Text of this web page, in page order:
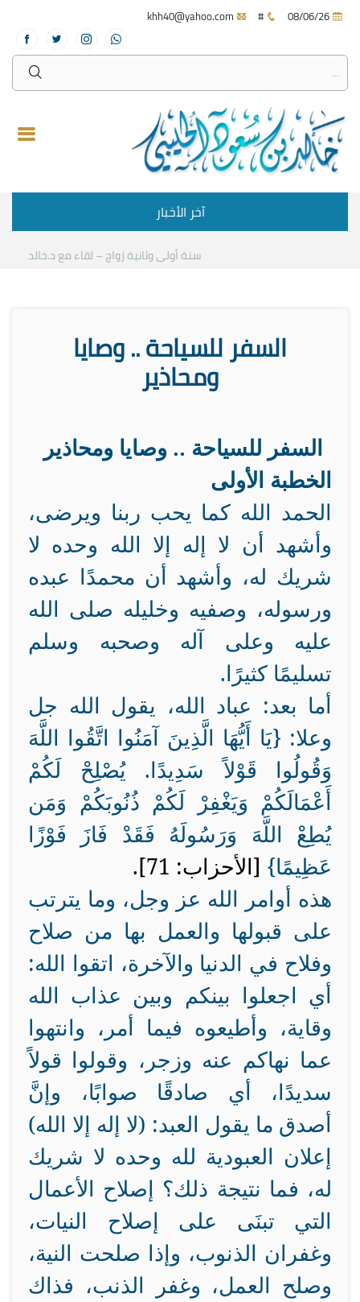
#
آخر الأخبار
سنة أولى وثانية زواج – لقاء مع د.خالد الحليبي
السفر للسياحة .. وصايا
ومحاذير
السفر للسياحة .. وصايا ومحاذير
الخطبة الأولى
الحمد الله كما يحب ربنا ويرضى،
وأشهد أن لا إله إلا الله وحده لا
شريك له، وأشهد أن محمدًا عبده
ورسوله، وصفيه وخليله صلى الله
عليه وعلى آله وصحبه وسلم
تسليمًا كثيرًا.
أما بعد: عباد الله، يقول الله جل
وعلا: {يَا أَيُّهَا الَّذِينَ آمَنُوا اتَّقُوا اللَّهَ
وَقُولُوا قَوْلاً سَدِيدًا. يُصْلِحْ لَكُمْ
أَعْمَالَكُمْ وَيَغْفِرْ لَكُمْ ذُنُوبَكُمْ وَمَن
يُطِعْ اللَّهَ وَرَسُولَهُ فَقَدْ فَازَ فَوْزًا
عَظِيمًا} [الأحزاب: 71].
هذه أوامر الله عز وجل، وما يترتب
على قبولها والعمل بها من صلاح
وفلاح في الدنيا والآخرة، اتقوا الله:
أي اجعلوا بينكم وبين عذاب الله
وقاية، وأطيعوه فيما أمر، وانتهوا
عما نهاكم عنه وزجر، وقولوا قولاً
سديدًا، أي صادقًا صوابًا، وإنَّ
أصدق ما يقول العبد: (لا إله إلا الله)
إعلان العبودية لله وحده لا شريك
له، فما نتيجة ذلك؟ إصلاح الأعمال
التي تبنَى على إصلاح النيات،
وغفران الذنوب، وإذا صلحت النية،
وصلح العمل، وغفر الذنب، فذاك